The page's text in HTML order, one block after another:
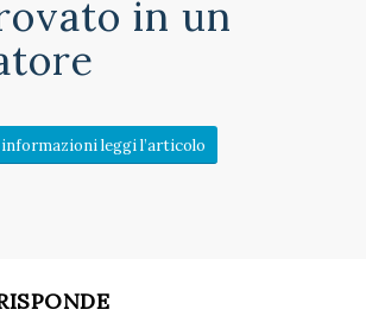
in un
leggi l’articolo